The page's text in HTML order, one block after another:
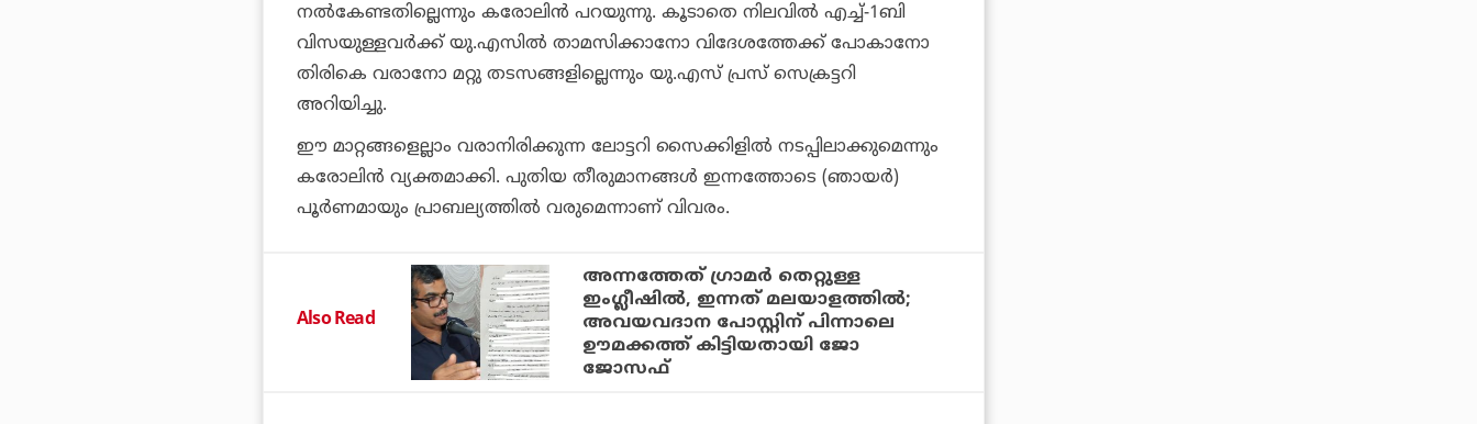
നല്‍കേണ്ടതില്ലെന്നും കരോലിന്‍ പറയുന്നു. കൂടാതെ നിലവില്‍ എച്ച്-1ബി
വിസയുള്ളവര്‍ക്ക് യു.എസില്‍ താമസിക്കാനോ വിദേശത്തേക്ക് പോകാനോ
തിരികെ വരാനോ മറ്റു തടസങ്ങളില്ലെന്നും യു.എസ് പ്രസ് സെക്രട്ടറി
അറിയിച്ചു.
ഈ മാറ്റങ്ങളെല്ലാം വരാനിരിക്കുന്ന ലോട്ടറി സൈക്കിളില്‍ നടപ്പിലാക്കുമെന്നും
കരോലിന്‍ വ്യക്തമാക്കി. പുതിയ തീരുമാനങ്ങള്‍ ഇന്നത്തോടെ (ഞായര്‍)
പൂര്‍ണമായും പ്രാബല്യത്തില്‍ വരുമെന്നാണ് വിവരം.
Also Read
അന്നത്തേത് ഗ്രാമര്‍ തെറ്റുള്ള
ഇംഗ്ലീഷില്‍, ഇന്നത് മലയാളത്തില്‍;
അവയവദാന പോസ്റ്റിന് പിന്നാലെ
ഊമക്കത്ത് കിട്ടിയതായി ജോ
ജോസഫ്